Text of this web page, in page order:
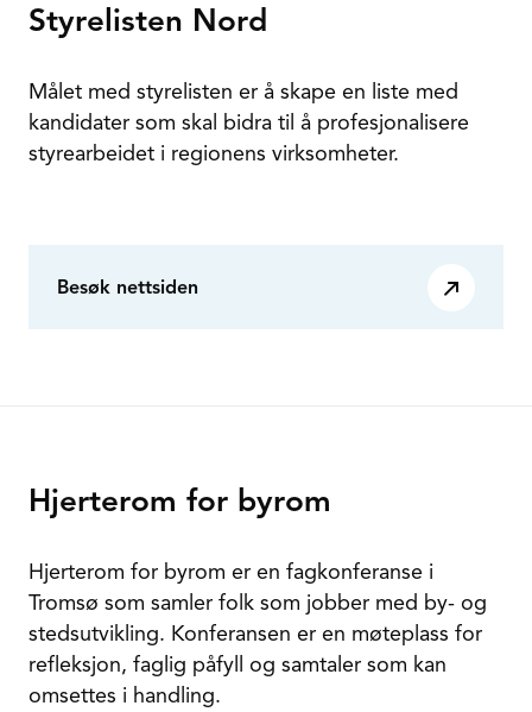
Styrelisten Nord
Målet med styrelisten er å skape en liste med
kandidater som skal bidra til å profesjonalisere
styrearbeidet i regionens virksomheter.
Besøk nettsiden
Hjerterom for byrom
Hjerterom for byrom er en fagkonferanse i
Tromsø som samler folk som jobber med by- og
stedsutvikling. Konferansen er en møteplass for
refleksjon, faglig påfyll og samtaler som kan
omsettes i handling.